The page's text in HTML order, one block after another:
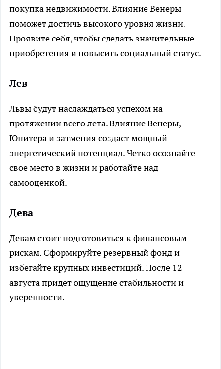
покупка недвижимости. Влияние Венеры
поможет достичь высокого уровня жизни.
Проявите себя, чтобы сделать значительные
приобретения и повысить социальный статус.
Лев
Львы будут наслаждаться успехом на
протяжении всего лета. Влияние Венеры,
Юпитера и затмения создаст мощный
энергетический потенциал. Четко осознайте
свое место в жизни и работайте над
самооценкой.
Дева
Девам стоит подготовиться к финансовым
рискам. Сформируйте резервный фонд и
избегайте крупных инвестиций. После 12
августа придет ощущение стабильности и
уверенности.